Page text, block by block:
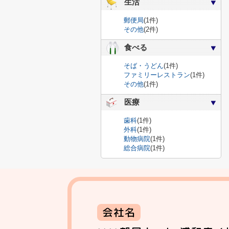
生活
郵便局(1件)
その他(2件)
食べる
そば・うどん(1件)
ファミリーレストラン(1件)
その他(1件)
医療
歯科(1件)
外科(1件)
動物病院(1件)
総合病院(1件)
会社名